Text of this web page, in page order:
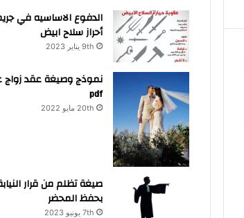
الدفوع الاساسيه في
أحراز سلاح ابيض
9th يناير 2023
نموذج وصيغة عقد
pdf
20th مايو 2022
صيغة تظلم من قرار
بحفظ المحضر
7th يونيو 2023